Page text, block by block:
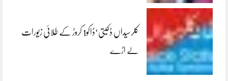
کلرسیداں ڈکیتی‘ڈاکو1 کروڑ کے طلائی زیورات
لے اڑے